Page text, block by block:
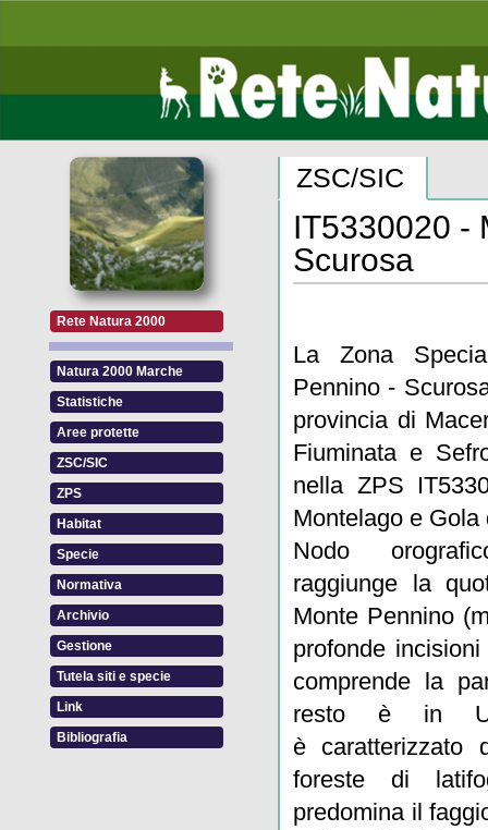
Rete Natura 2000
Natura 2000 Marche
Statistiche
Aree protette
ZSC/SIC
ZPS
Habitat
Specie
Normativa
Archivio
Gestione
Tutela siti e specie
Link
Bibliografia
ZSC/SIC
IT5330020 -
Scurosa
La Zona
Pennino -
provincia di
Fiuminata e
nella ZPS
Montelago e Gola
Nodo
raggiunge la
Monte Pennino
profonde
comprende la
resto è in
è caratterizzato
foreste di
predomina il